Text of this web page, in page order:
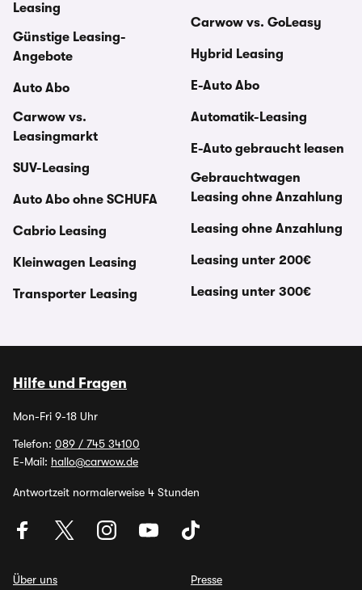
Leasing
Günstige Leasing-
Angebote
Auto Abo
Carwow vs.
Leasingmarkt
SUV-Leasing
Auto Abo ohne SCHUFA
Cabrio Leasing
Kleinwagen Leasing
Transporter Leasing
Carwow vs. GoLeasy
Hybrid Leasing
E-Auto Abo
Automatik-Leasing
E-Auto gebraucht leasen
Gebrauchtwagen
Leasing ohne Anzahlung
Leasing ohne Anzahlung
Leasing unter 200€
Leasing unter 300€
Hilfe und Fragen
Mon-Fri 9-18 Uhr
Telefon: 089 / 745 34100
E-Mail: hallo@carwow.de
Antwortzeit normalerweise 4 Stunden
Über uns
Presse